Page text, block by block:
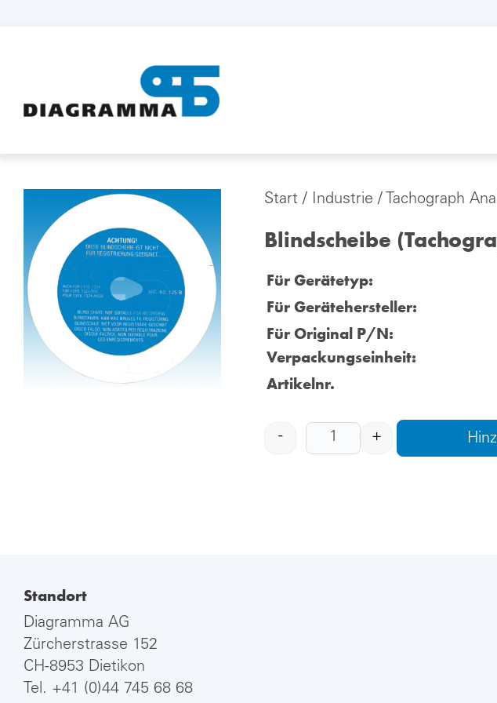
Start / Industrie / Tachograph
Blindscheibe
Für Gerätetyp:
Für Gerätehersteller:
Für Original P/N:
Verpackungseinheit:
Artikelnr.
- +
Standort
Diagramma AG
Zürcherstrasse 152
CH-8953 Dietikon
Tel. +41 (0)44 745 68 68